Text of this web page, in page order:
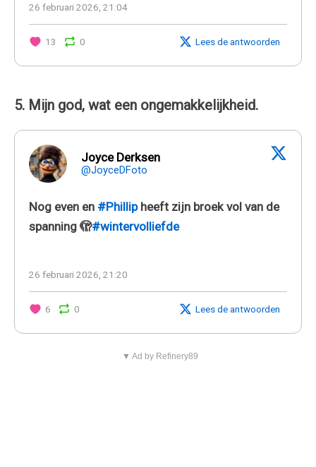
26 februari 2026, 21:04
13 0 Lees de antwoorden
5. Mijn god, wat een ongemakkelijkheid.
Joyce Derksen
@JoyceDFoto
Nog even en #Phillipheeft zijn broek vol van de
spanning 🫣#wintervolliefde
26 februari 2026, 21:20
6 0 Lees de antwoorden
▼ Ad by Refinery89